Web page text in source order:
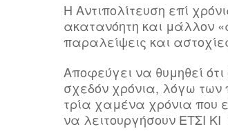
Η Αντιπολίτευση επί
ακατανόητη και μάλλον
παραλείψεις και
Αποφεύγει να θυμηθεί
σχεδόν χρόνια, λόγω των
τρία χαμένα χρόνια που
να λειτουργήσουν ΕΤΣΙ